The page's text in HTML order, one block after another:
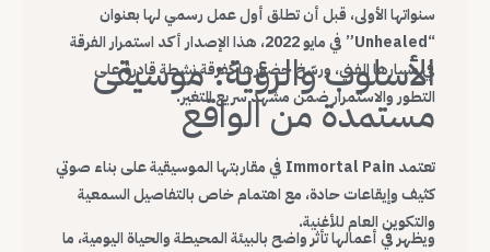
سنواتها الأولى، قبل أن تطلق أول عمل رسمي لها بعنوان
“Unhealed” في مايو 2022، هذا الإصدار أكد استمرار الفرقة
في مسارها الفني، ورسّخ حضورها كفرقة نشطة قادرة على
التطور والاستمرار ضمن مشهد سريع التغير.
الأسلوب والرؤية: موسيقى
مستمدة من الواقع
تعتمد Immortal Pain في مقاربتها الموسيقية على بناء صوتي
كثيف وإيقاعات حادة، مع اهتمام خاص بالتفاصيل السمعية
والتكوين العام للأغنية.
ويظهر في أعمالها تأثر واضح بالبيئة المحيطة والحياة اليومية، ما